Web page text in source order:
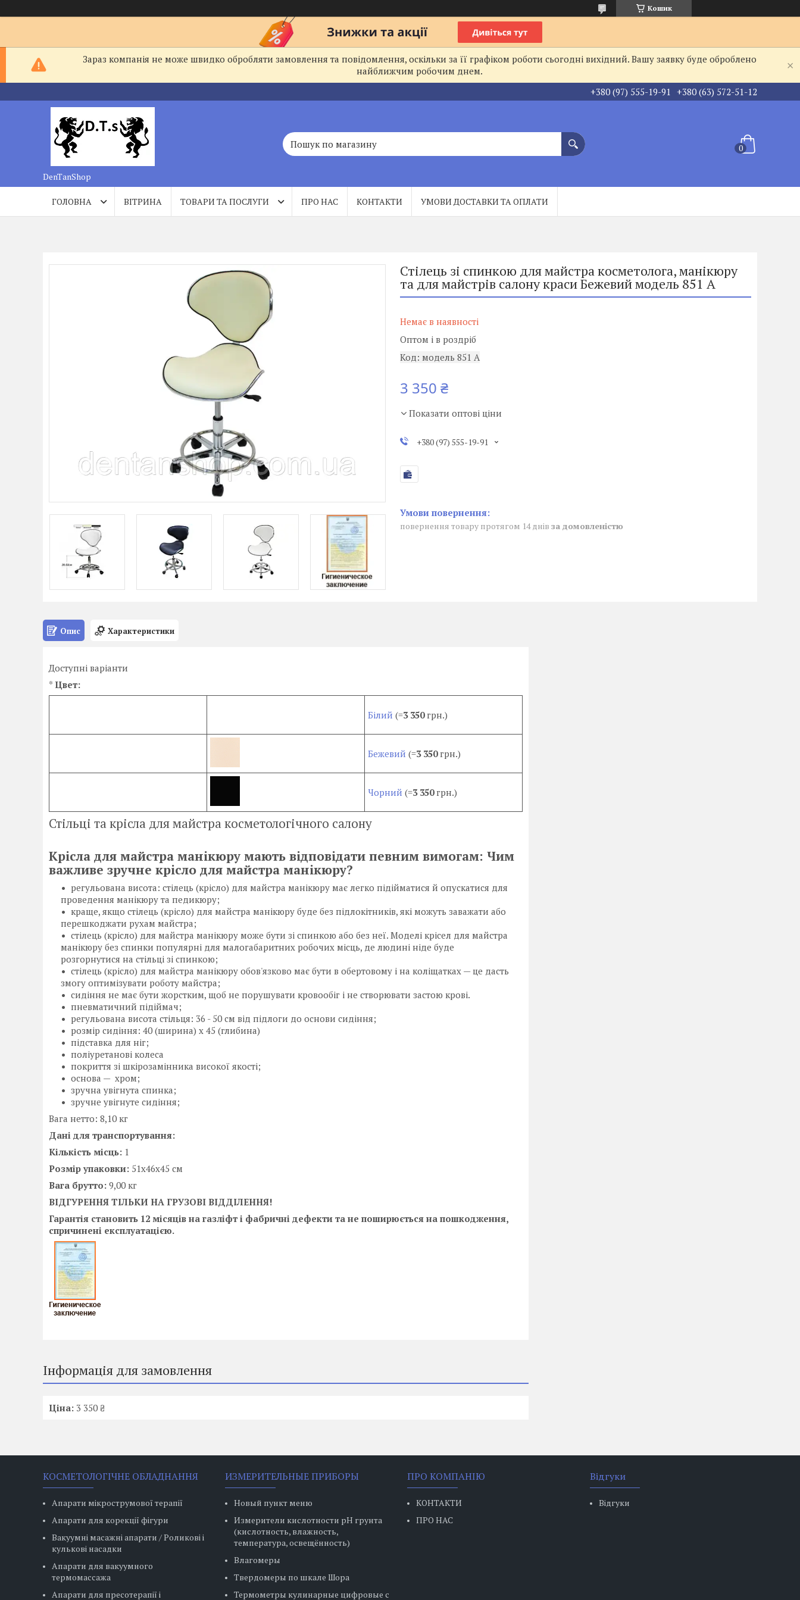
Кошик
Зараз компанія не може швидко обробляти замовлення та повідомлення, оскільки за її графіком роботи сьогодні вихідний. Вашу заявку буде оброблено
найближчим робочим днем.
+380 (97) 555-19-91 +380 (63) 572-51-12
DenTanShop
ГОЛОВНА ВІТРИНА ТОВАРИ ТА ПОСЛУГИ ПРО НАС КОНТАКТИ УМОВИ ДОСТАВКИ ТА ОПЛАТИ
Стілець зі спинкою для майстра косметолога, манікюру
та для майстрів салону краси Бежевий модель 851 А
Немає в наявності
Оптом і в роздріб
Код: модель 851 А
3 350 ₴
Показати оптові ціни
+380 (97) 555-19-91
повернення товару протягом 14 днів за домовленістю
Опис Характеристики
Доступні варіанти
* Цвет:
Білий (=3 350грн.)
Бежевий (=3 350грн.)
Чорний (=3 350грн.)
Стільці та крісла для майстра косметологічного салону
Крісла для майстра манікюру мають відповідати певним вимогам: Чим
важливе зручне крісло для майстра манікюру?
регульована висота: стілець (крісло) для майстра манікюру має легко підійматися й опускатися для
проведення манікюру та педикюру;
краще, якщо стілець (крісло) для майстра манікюру буде без підлокітників, які можуть заважати або
перешкоджати рухам майстра;
стілець (крісло) для майстра манікюру може бути зі спинкою або без неї. Моделі крісел для майстра
манікюру без спинки популярні для малогабаритних робочих місць, де людині ніде буде
розгорнутися на стільці зі спинкою;
стілець (крісло) для майстра манікюру обов'язково має бути в обертовому і на коліщатках — це дасть
змогу оптимізувати роботу майстра;
сидіння не має бути жорстким, щоб не порушувати кровообіг і не створювати застою крові.
пневматичний підіймач;
регульована висота стільця: 36 - 50 см від підлоги до основи сидіння;
розмір сидіння: 40 (ширина) х 45 (глибина)
підставка для ніг;
поліуретанові колеса
покриття зі шкірозамінника високої якості;
основа — хром;
зручна увігнута спинка;
зручне увігнуте сидіння;
Вага нетто: 8,10 кг
Дані для транспортування:
Кількість місць: 1
Розмір упаковки: 51х46х45 см
Вага брутто: 9,00 кг
ВІДГУРЕННЯ ТІЛЬКИ НА ГРУЗОВІ ВІДДІЛЕННЯ!
Гарантія становить 12 місяців на газліфт і фабричні дефекти та не поширюється на пошкодження,
спричинені експлуатацією.
Інформація для замовлення
Ціна: 3 350 ₴
КОСМЕТОЛОГІЧНЕ ОБЛАДНАННЯ
Апарати мікрострумової терапії
Апарати для корекції фігури
Вакуумні масажні апарати / Роликові і
кулькові насадки
Апарати для вакуумного
термомассажа
Апарати для пресотерапії і
ИЗМЕРИТЕЛЬНЫЕ ПРИБОРЫ
Новый пункт меню
Измерители кислотности pH грунта
(кислотность, влажность,
температура, освещённость)
Влагомеры
Твердомеры по шкале Шора
Термометры кулинарные цифровые с
ПРО КОМПАНІЮ
КОНТАКТИ
ПРО НАС
Відгуки
Відгуки